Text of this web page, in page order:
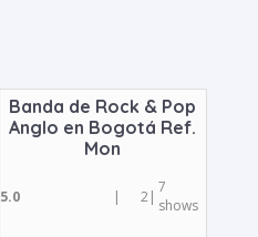
Banda de Rock & Pop
Anglo en Bogotá Ref.
Mon
5.0 | 2| 7
shows